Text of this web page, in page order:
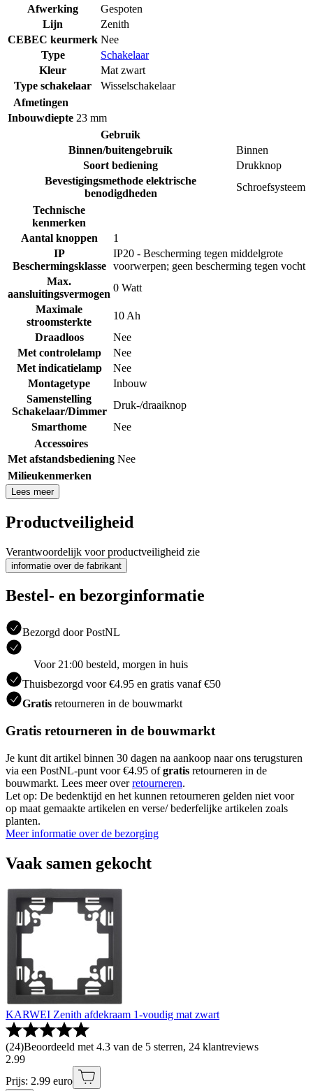
Afwerking
Gespoten
Lijn
Zenith
CEBEC keurmerk Nee
Type
Schakelaar
Kleur
Mat zwart
Type schakelaar
Wisselschakelaar
Afmetingen
Inbouwdiepte 23 mm
Gebruik
Binnen/buitengebruik
Binnen
Soort bediening
Drukknop
Bevestigingsmethode elektrische
benodigdheden
Schroefsysteem
Technische
kenmerken
Aantal knoppen
1
IP
Beschermingsklasse
IP20 - Bescherming tegen middelgrote
voorwerpen; geen bescherming tegen vocht
Max.
aansluitingsvermogen
0 Watt
Maximale
stroomsterkte
10 Ah
Draadloos
Nee
Met controlelamp
Nee
Met indicatielamp
Nee
Montagetype
Inbouw
Samenstelling
Schakelaar/Dimmer
Druk-/draaiknop
Smarthome
Nee
Accessoires
Met afstandsbediening Nee
Milieukenmerken
Lees meer
Productveiligheid
Verantwoordelijk voor productveiligheid zie
informatie over de fabrikant
Bestel- en bezorginformatie
Bezorgd door PostNL
Voor 21:00 besteld, morgen in huis
Thuisbezorgd voor €4.95 en gratis vanaf €50
Gratis retourneren in de bouwmarkt
Gratis retourneren in de bouwmarkt
Je kunt dit artikel binnen 30 dagen na aankoop naar ons terugsturen
via een PostNL-punt voor €4.95 ofgratis retourneren in de
bouwmarkt. Lees meer overretourneren.
Let op: De bedenktijd en het kunnen retourneren gelden niet voor
op maat gemaakte artikelen en verse/ bederfelijke artikelen zoals
planten.
Meer informatie over de bezorging
Vaak samen gekocht
KARWEI Zenith afdekraam 1-voudig mat zwart
(24)Beoordeeld met 4.3 van de 5 sterren, 24 klantreviews
2.99
Prijs: 2.99 euro